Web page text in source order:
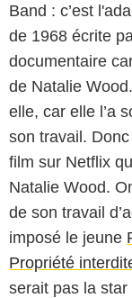
Band : c’est
de 1968 écrite
documentaire
de Natalie
elle, car elle l’a
son travail.
film sur Netflix
Natalie Wood.
de son travail
imposé le jeune
Propriété
serait pas la star